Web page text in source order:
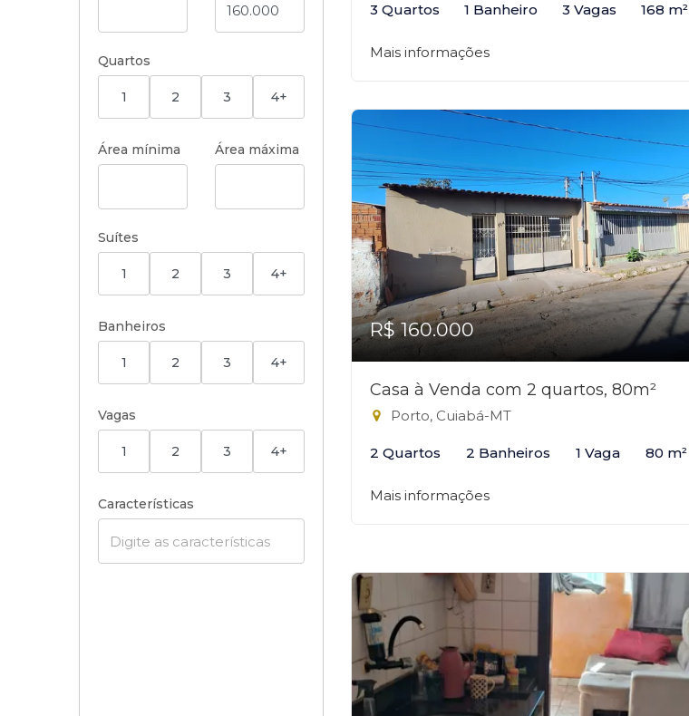
Quartos
1 2 3 4+
Área mínima Área máxima
Suítes
1 2 3 4+
Banheiros
1 2 3 4+
Vagas
1 2 3 4+
Características
3 Quartos 1 Banheiro 3 Vagas 168 m²
Mais informações
R$ 160.000
Casa à Venda com 2 quartos, 80m²
Porto, Cuiabá-MT
2 Quartos 2 Banheiros 1 Vaga 80 m²
Mais informações